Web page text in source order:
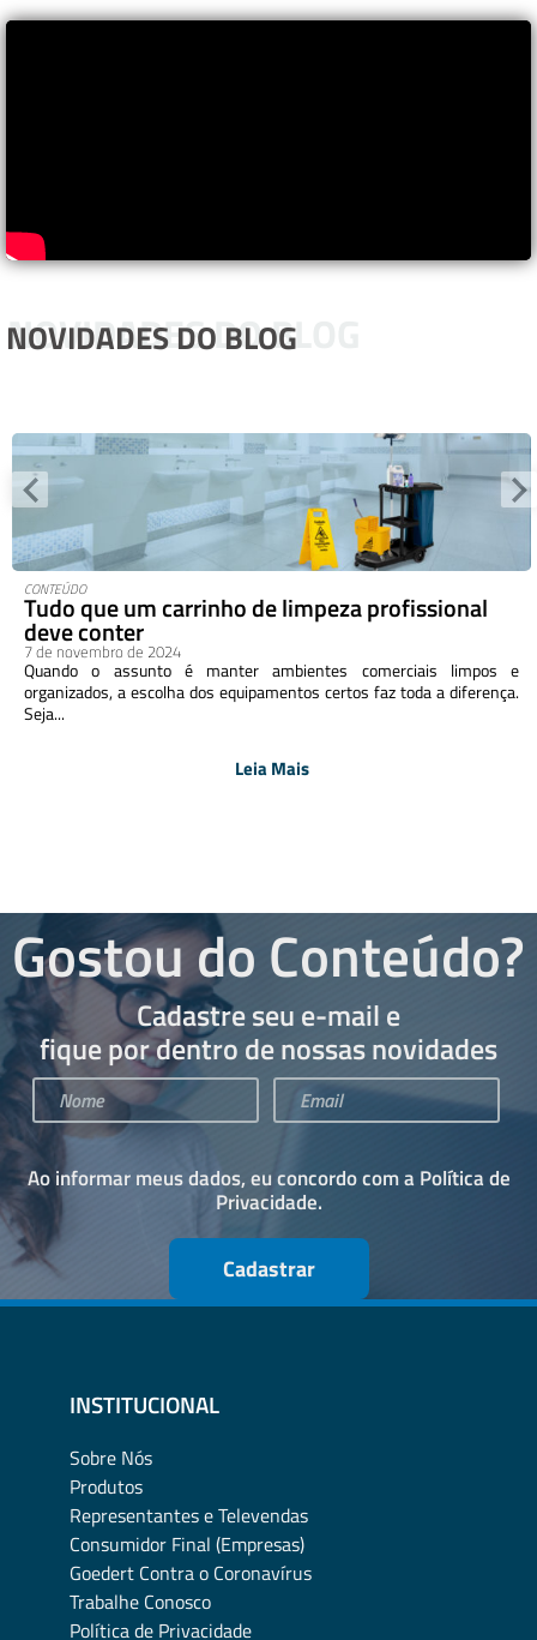
NOVIDADES DO BLOG
NOVIDADES DO BLOG
CONTEÚDO
Tudo que um carrinho de limpeza profissional
deve conter
7 de novembro de 2024
Quando o assunto é manter ambientes comerciais limpos e
organizados, a escolha dos equipamentos certos faz toda a diferença.
Seja...
Leia Mais
Gostou do Conteúdo?
Cadastre seu e-mail e
fique por dentro de nossas novidades
Ao informar meus dados, eu concordo com aPolítica de
Privacidade.
Cadastrar
INSTITUCIONAL
Sobre Nós
Produtos
Representantes e Televendas
Consumidor Final (Empresas)
Goedert Contra o Coronavírus
Trabalhe Conosco
Política de Privacidade